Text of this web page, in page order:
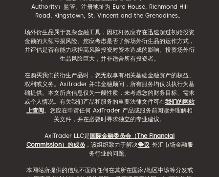
Authority）监管。注册地址为 Euro House, Richmond Hill
Road, Kingstown, St. Vincent and the Grenadines。
场外衍生品属于复杂金融工具，因杠杆效应存在迅速超过初始投资
金额的大额亏损风险。您应考虑是否了解场外衍生品的运作方式，
并评估是否有能力承担高风险投资对资本造成的影响。投资场外衍
生品风险巨大，并非适合所有投资者。
在购买我们的衍生产品时，您无权享有相关基础金融资产的权益、
权利或义务。AxiTrader 并非金融顾问，所有服务均仅以执行为基
础提供。本文所含信息仅为一般性质，未考虑您的财务目标、需求
或个人情况。有关我们产品和服务的重要法律文件可在我们的网站
上查阅。您应在申请任何 AxiTrader 产品或服务前阅读并理解相
关文件，并在必要时寻求独立的专业建议。
AxiTrader LLC是国际金融委员会（The Financial
Commission）的成员 ，该组织致力于解决争议-外汇市场金融服
务行业的问题。
本网站所提供的信息不面向任何在其所在国家/地区中该等分发或